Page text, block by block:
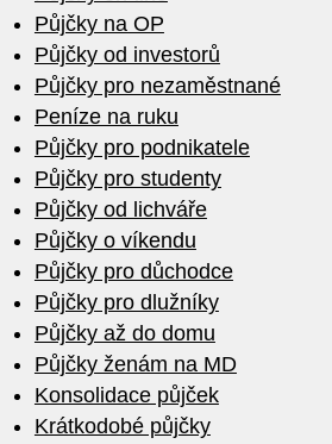
Půjčky na OP
Půjčky od investorů
Půjčky pro nezaměstnané
Peníze na ruku
Půjčky pro podnikatele
Půjčky pro studenty
Půjčky od lichváře
Půjčky o víkendu
Půjčky pro důchodce
Půjčky pro dlužníky
Půjčky až do domu
Půjčky ženám na MD
Konsolidace půjček
Krátkodobé půjčky